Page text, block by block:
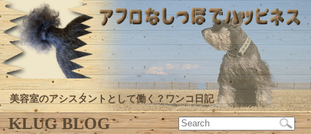
美容室のアシスタントとして働く？ワンコ日記
KLUG BLOG